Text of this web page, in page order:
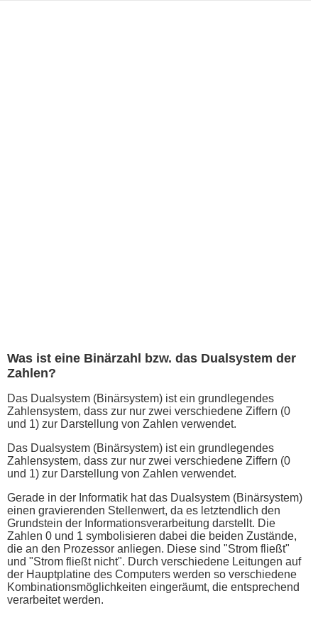
Was ist eine Binärzahl bzw. das Dualsystem der
Zahlen?
Das Dualsystem (Binärsystem) ist ein grundlegendes
Zahlensystem, dass zur nur zwei verschiedene Ziffern (0
und 1) zur Darstellung von Zahlen verwendet.
Das Dualsystem (Binärsystem) ist ein grundlegendes
Zahlensystem, dass zur nur zwei verschiedene Ziffern (0
und 1) zur Darstellung von Zahlen verwendet.
Gerade in der Informatik hat das Dualsystem (Binärsystem)
einen gravierenden Stellenwert, da es letztendlich den
Grundstein der Informationsverarbeitung darstellt. Die
Zahlen 0 und 1 symbolisieren dabei die beiden Zustände,
die an den Prozessor anliegen. Diese sind "Strom fließt"
und "Strom fließt nicht". Durch verschiedene Leitungen auf
der Hauptplatine des Computers werden so verschiedene
Kombinationsmöglichkeiten eingeräumt, die entsprechend
verarbeitet werden.